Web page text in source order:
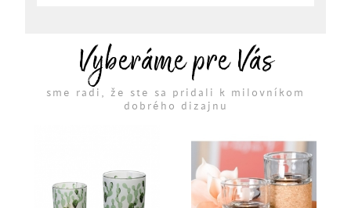
Vyberáme pre Vás
sme radi, že ste sa pridali k milovníkom
dobrého dizajnu